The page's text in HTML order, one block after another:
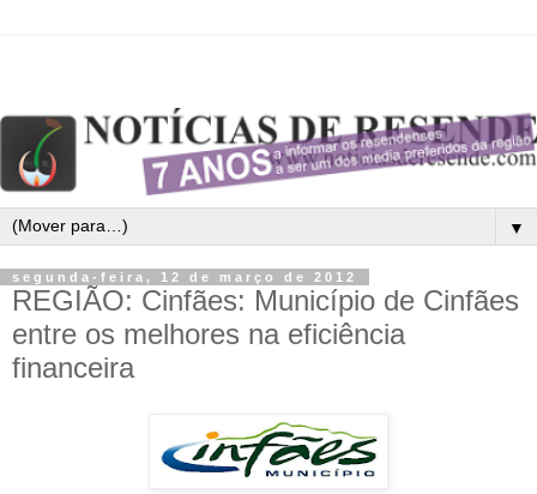
▼
segunda-feira, 12 de março de 2012
REGIÃO: Cinfães: Município de Cinfães
entre os melhores na eficiência
financeira